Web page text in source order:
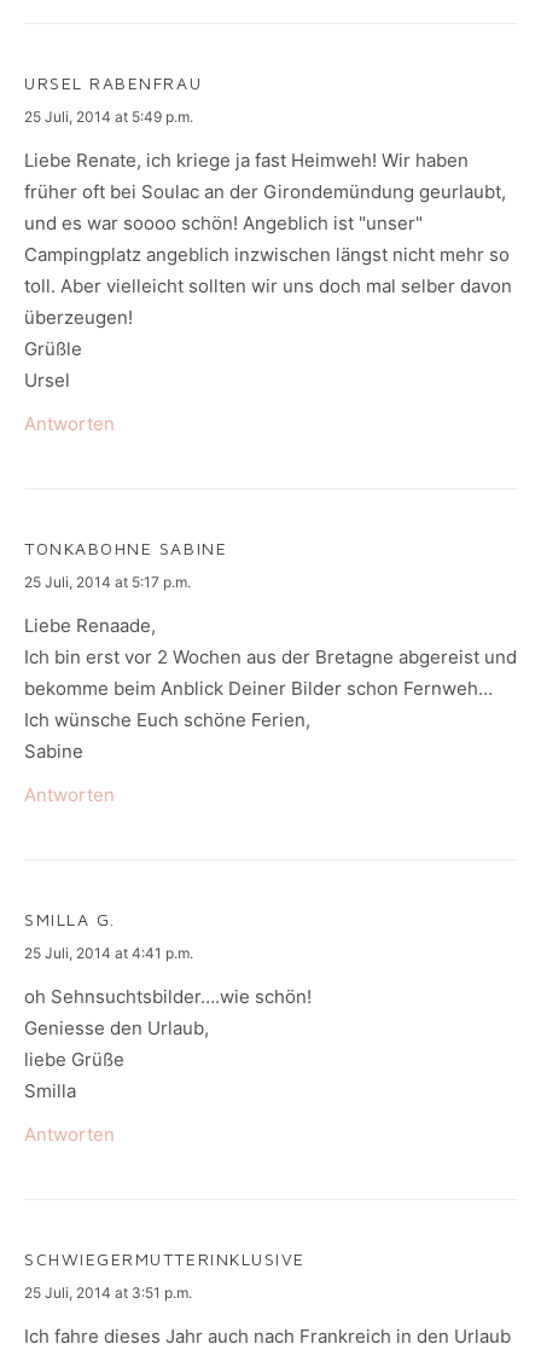
URSEL RABENFRAU
says:
25 Juli, 2014 at 5:49 p.m.
Liebe Renate, ich kriege ja fast Heimweh! Wir haben
früher oft bei Soulac an der Girondemündung geurlaubt,
und es war soooo schön! Angeblich ist "unser"
Campingplatz angeblich inzwischen längst nicht mehr so
toll. Aber vielleicht sollten wir uns doch mal selber davon
überzeugen!
Grüßle
Ursel
Antworten
TONKABOHNE SABINE
says:
25 Juli, 2014 at 5:17 p.m.
Liebe Renaade,
Ich bin erst vor 2 Wochen aus der Bretagne abgereist und
bekomme beim Anblick Deiner Bilder schon Fernweh…
Ich wünsche Euch schöne Ferien,
Sabine
Antworten
SMILLA G.
says:
25 Juli, 2014 at 4:41 p.m.
oh Sehnsuchtsbilder….wie schön!
Geniesse den Urlaub,
liebe Grüße
Smilla
Antworten
SCHWIEGERMUTTERINKLUSIVE
says:
25 Juli, 2014 at 3:51 p.m.
Ich fahre dieses Jahr auch nach Frankreich in den Urlaub